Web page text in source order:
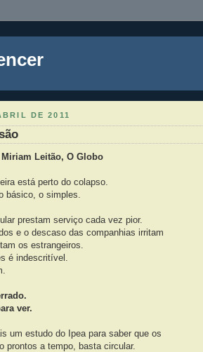
DE 2011
Leitão, O Globo
está perto do colapso.
básico, o simples.
prestam serviço cada vez pior.
e o descaso das companhias irritam
os estrangeiros.
é indescritível.
ver.
um estudo do Ipea para saber que os
prontos a tempo, basta circular.